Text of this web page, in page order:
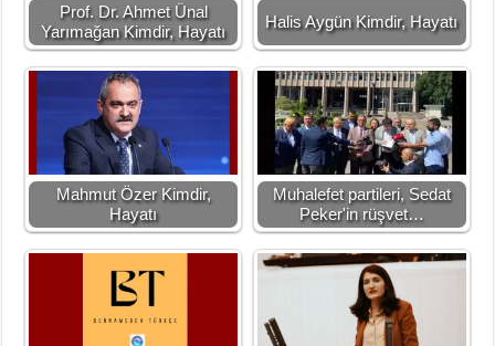
Prof. Dr. Ahmet Ünal
Yarımağan Kimdir, Hayatı
Halis Aygün Kimdir, Hayatı
Mahmut Özer Kimdir,
Hayatı
Muhalefet partileri, Sedat
Peker'in rüşvet…